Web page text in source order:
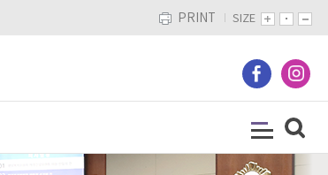
PRINT SIZE